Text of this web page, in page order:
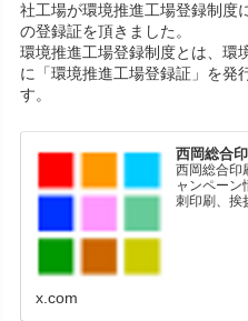
社工場が環境推進工場登録制度
の登録証を頂きました。
環境推進工場登録制度とは、環
に「環境推進工場登録証」を発
す。
西岡総合
西岡総合印
ャンペーン
刺印刷、挨
x.com